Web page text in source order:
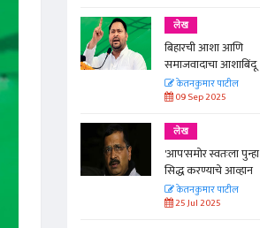
लेख
बिहारची आशा आणि
समाजवादाचा आशाबिंदू
केतनकुमार पाटील
09 Sep 2025
लेख
'आप'समोर स्वतःला पुन्हा
सिद्ध करण्याचे आव्हान
केतनकुमार पाटील
25 Jul 2025